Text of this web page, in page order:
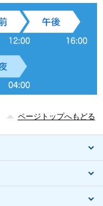
ページトップへもどる